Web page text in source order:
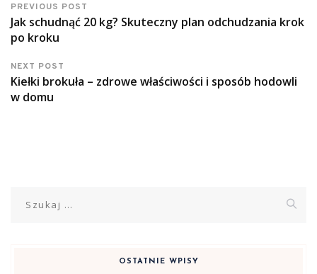
PREVIOUS POST
Jak schudnąć 20 kg? Skuteczny plan odchudzania krok
po kroku
NEXT POST
Kiełki brokuła – zdrowe właściwości i sposób hodowli
w domu
OSTATNIE WPISY